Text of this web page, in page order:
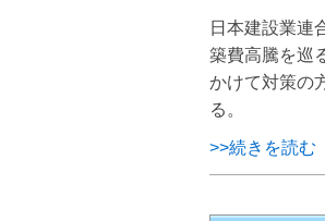
日本建設業連
築費高騰を巡
かけて対策の
る。
>>続きを読む